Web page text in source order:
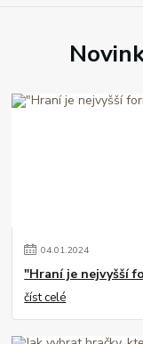
04.01.2024
"Hraní je nejvyšší
číst celé